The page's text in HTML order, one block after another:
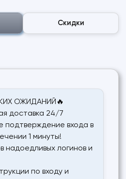
Скидки
ОЖИДАНИЙ🔥
доставка 24/7
подтверждение входа в
1 минуты!
надоедливых логинов и
по входу и